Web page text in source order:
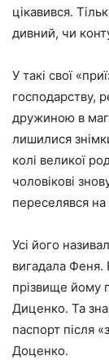
цікавився.
дивний, чи
У такі свої
господарству,
дружиною в
лишилися
колі великої
чоловікові
переселявся
Усі його
вигадала Феня.
прізвище йому
Диценко. Та
паспорт після
Доценко.